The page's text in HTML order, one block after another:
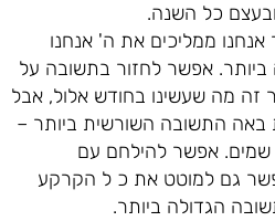
כל השנה.
ממליכים את ה' אנחנו
אפשר לחזור בתשובה על
זה מה שעשינו בחודש אלול, אבל
התשובה השורשית ביותר –
שמים. אפשר להילחם עם
גם למוטט את כ ל הקרקע
הגדולה ביותר.